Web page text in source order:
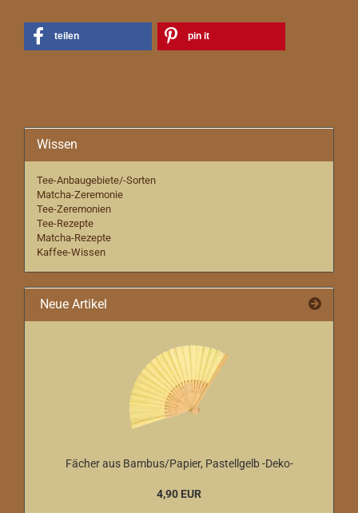
teilen pin it
Wissen
Tee-Anbaugebiete/-Sorten
Matcha-Zeremonie
Tee-Zeremonien
Tee-Rezepte
Matcha-Rezepte
Kaffee-Wissen
Neue Artikel
Fächer aus Bambus/Papier, Pastellgelb -Deko-
4,90 EUR